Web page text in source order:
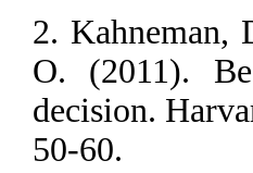
2.
O. (2011).
decision.
50-60.